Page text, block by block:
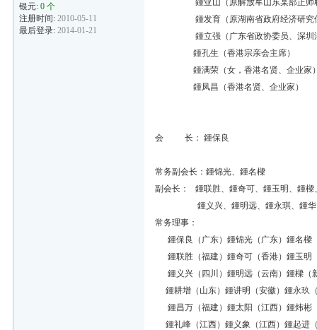
银元: 0 个
注册时间: 2010-05-11
最后登录: 2014-01-21
鍾亚山（原解放军山东某部正师职
鍾发育（原湖南省政府经济研究信
鍾立强（广东省政协委员、深圳泽
鍾孔生（香港宗亲会主席）
鍾满荣（女，香港名贤、企业家
鍾凤昌（香港名贤、企业家）
会 长： 鍾保良
常务副会长：鍾锦光、鍾名樑
副会长： 鍾联胜、鍾奇可、鍾玉明、鍾樑
鍾义兴、鍾明远、鍾永琪、鍾华
常务理事：
鍾保良（广东）鍾锦光（广东）鍾名樑
鍾联胜（福建）鍾奇可（香港）鍾玉明
鍾义兴（四川）鍾明远（云南）鍾樑（
鍾耕增（山东）鍾讲明（安徽）鍾永玖
鍾昌万（福建）鍾太阳（江西）鍾炜彬
鍾礼峰（江西）鍾义象（江西）鍾起进